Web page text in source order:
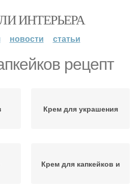
ИНТЕРЬЕРА
новости статьи
рецепт
Крем для украшения
Крем для капкейков и